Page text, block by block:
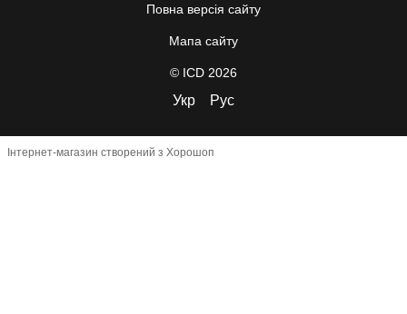
Повна версія сайту
Мапа сайту
© ICD 2026
Укр Рус
Інтернет-магазин створений з Хорошоп